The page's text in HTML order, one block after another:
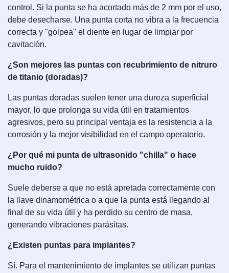
control. Si la punta se ha acortado más de 2 mm por el uso,
debe desecharse. Una punta corta no vibra a la frecuencia
correcta y "golpea" el diente en lugar de limpiar por
cavitación.
¿Son mejores las puntas con recubrimiento de nitruro
de titanio (doradas)?
Las puntas doradas suelen tener una dureza superficial
mayor, lo que prolonga su vida útil en tratamientos
agresivos, pero su principal ventaja es la resistencia a la
corrosión y la mejor visibilidad en el campo operatorio.
¿Por qué mi punta de ultrasonido "chilla" o hace
mucho ruido?
Suele deberse a que no está apretada correctamente con
la llave dinamométrica o a que la punta está llegando al
final de su vida útil y ha perdido su centro de masa,
generando vibraciones parásitas.
¿Existen puntas para implantes?
Sí. Para el mantenimiento de implantes se utilizan puntas